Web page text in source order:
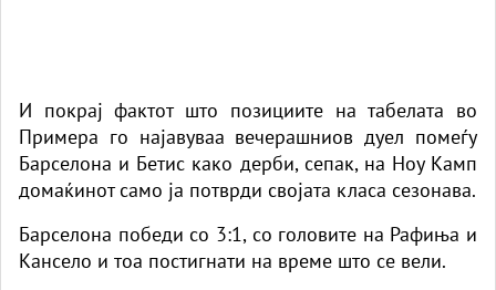
И покрај фактот што позициите на табелата во
Примера го најавуваа вечерашниов дуел помеѓу
Барселона и Бетис како дерби, сепак, на Ноу Камп
домаќинот само ја потврди својата класа сезонава.
Барселона победи со 3:1, со головите на Рафиња и
Кансело и тоа постигнати на време што се вели.